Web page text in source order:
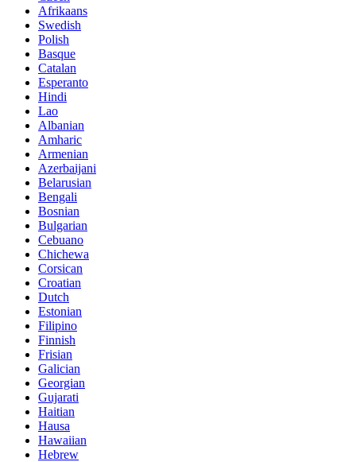
Afrikaans
Swedish
Polish
Basque
Catalan
Esperanto
Hindi
Lao
Albanian
Amharic
Armenian
Azerbaijani
Belarusian
Bengali
Bosnian
Bulgarian
Cebuano
Chichewa
Corsican
Croatian
Dutch
Estonian
Filipino
Finnish
Frisian
Galician
Georgian
Gujarati
Haitian
Hausa
Hawaiian
Hebrew